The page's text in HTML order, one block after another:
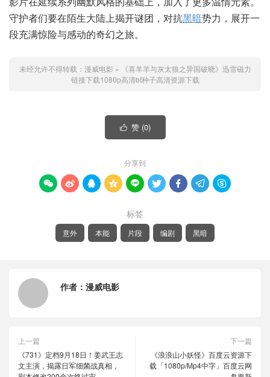
守护者们要在陌生大陆上揭开谜团，对抗黑暗势力，展开一
段充满惊险与感动的奇幻之旅。
未经允许不得转载： 漫威电影 »
《喜羊羊与灰太狼之异国破晓》迅雷磁力
链接下载1080p高清bt种子高清资源下载
 赞 (0)
分享到
        
标签
意外 本能 片段 编剧 黑暗
作者： 漫威电影
上一篇
《731》定档9月18日！姜武王志
文主演，揭露日军细菌战真相，
下一篇
《浪浪山小妖怪》百度云资源下
载「1080p/Mp4中字」百度云网